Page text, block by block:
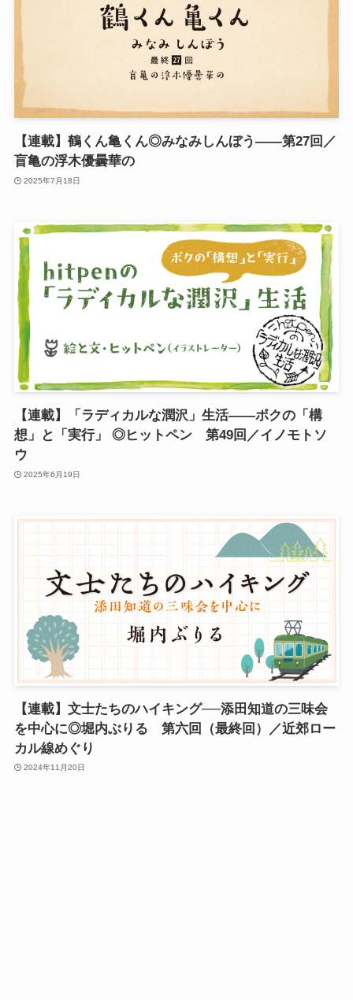
【連載】鶴くん亀くん◎みなみしんぼう——第27回／
盲亀の浮木優曇華の
2025年7月18日
【連載】「ラディカルな潤沢」生活——ボクの「構
想」と「実行」 ◎ヒットペン 第49回／イノモトソ
ウ
2025年6月19日
【連載】文士たちのハイキング──添田知道の三味会
を中心に◎堀内ぶりる 第六回（最終回）／近郊ロー
カル線めぐり
2024年11月20日